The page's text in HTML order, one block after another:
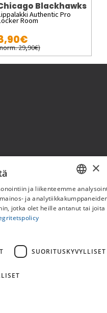
Blackhawks
Authentic Pro
Room
29,90€)
FI
×
ja liikenteemme
ja
jotka olet heille antanut tai joita
SUORITUSKYVYLLISET